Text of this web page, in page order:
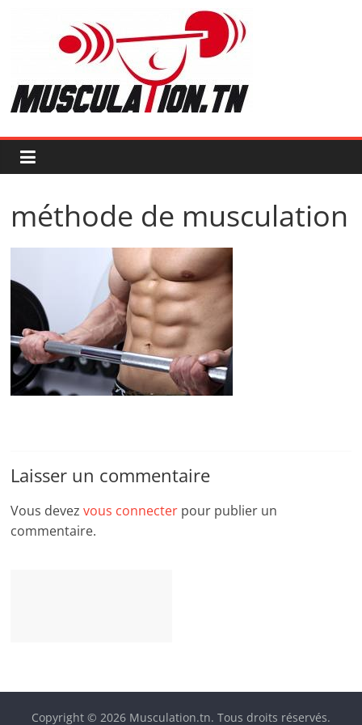
Musculation.tn
Pour
avoir
des
muscles
méthode de musculation
Laisser un commentaire
Vous devezvous connecter pour publier un
commentaire.
Copyright © 2026 Musculation.tn. Tous droits réservés.